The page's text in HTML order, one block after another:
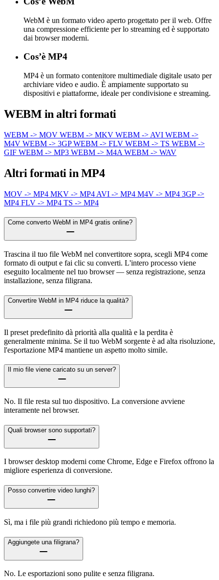
WebM è un formato video aperto progettato per il web. Offre
una compressione efficiente per lo streaming ed è supportato
dai browser moderni.
Cos’è MP4
MP4 è un formato contenitore multimediale digitale usato per
archiviare video e audio. È ampiamente supportato su
dispositivi e piattaforme, ideale per condivisione e streaming.
WEBM in altri formati
WEBM -> MOV WEBM -> MKV WEBM -> AVI WEBM ->
M4V WEBM -> 3GPWEBM -> FLV WEBM -> TS WEBM ->
GIF WEBM -> MP3 WEBM -> M4A WEBM -> WAV
Altri formati in MP4
MOV -> MP4 MKV -> MP4 AVI -> MP4 M4V -> MP4 3GP ->
MP4 FLV -> MP4 TS -> MP4
Come converto WebM in MP4 gratis online?
Trascina il tuo file WebM nel convertitore sopra, scegli MP4 come
formato di output e fai clic su converti. L'intero processo viene
eseguito localmente nel tuo browser — senza registrazione, senza
installazione, senza filigrana.
Convertire WebM in MP4 riduce la qualità?
Il preset predefinito dà priorità alla qualità e la perdita è
generalmente minima. Se il tuo WebM sorgente è ad alta risoluzione,
l'esportazione MP4 mantiene un aspetto molto simile.
Il mio file viene caricato su un server?
No. Il file resta sul tuo dispositivo. La conversione avviene
interamente nel browser.
Quali browser sono supportati?
I browser desktop moderni come Chrome, Edge e Firefox offrono la
migliore esperienza di conversione.
Posso convertire video lunghi?
Sì, ma i file più grandi richiedono più tempo e memoria.
Aggiungete una filigrana?
No. Le esportazioni sono pulite e senza filigrana.